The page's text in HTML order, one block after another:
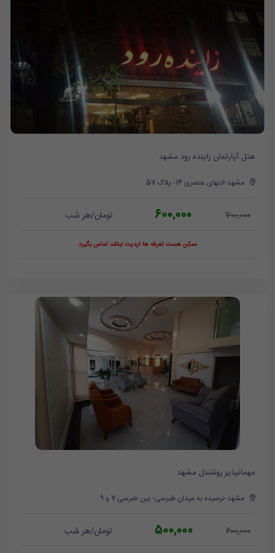
هتل آپارتمان زاینده رود مشهد
مشهد-انتهای عنصری 14- پلاک 57
700,000
600,000 تومان/هر شب
ممکن هست تعرفه ها آپدیت نباشد تماس بگیرد
مهمانپذیر روشندل مشهد
مشهد-نرسیده به میدان طبرسی- بین طبرسی 7 و 9
600,000
500,000 تومان/هر شب